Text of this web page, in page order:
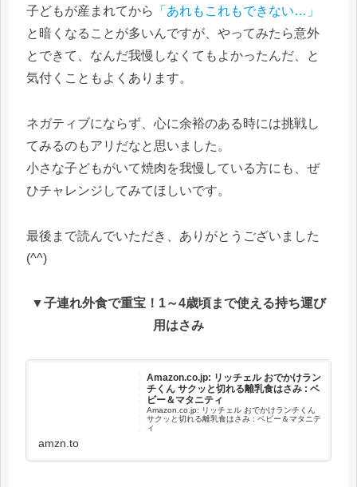
子どもが産まれてから
「あれもこれもできない…」
と暗くなることが多いんですが、やってみたら意外
とできて、なんだ我慢しなくてもよかったんだ、と
気付くこともよくあります。
ネガティブにならず、心に余裕のある時には挑戦し
てみるのもアリだなと思いました。
小さな子どもがいて焼肉を我慢している方にも、ぜ
ひチャレンジしてみてほしいです。
最後まで読んでいただき、ありがとうございました
(^^)
▼子連れ外食で重宝！1～4歳頃まで使える持ち運び
用はさみ
Amazon.co.jp: リッチェル おでかけラン
チくん サクッと切れる離乳食はさみ : ベ
ビー＆マタニティ
Amazon.co.jp: リッチェル おでかけランチくん
サクッと切れる離乳食はさみ : ベビー＆マタニテ
ィ
amzn.to